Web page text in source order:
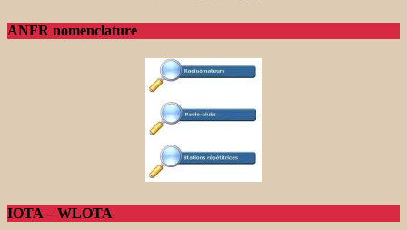
ANFR nomenclature
IOTA – WLOTA